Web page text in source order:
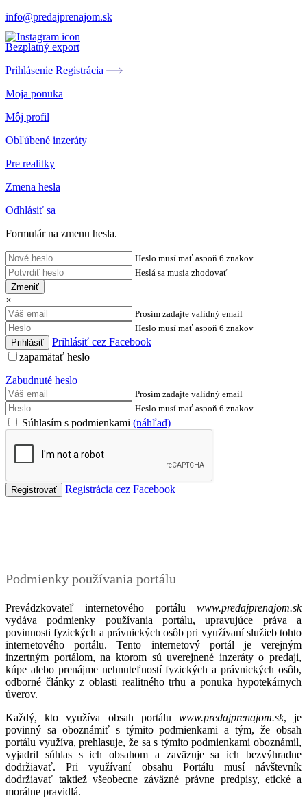
info@predajprenajom.sk
Bezplatný export
Prihlásenie Registrácia
Moja ponuka
Môj profil
Obľúbené inzeráty
Pre realitky
Zmena hesla
Odhlásiť sa
Formulár na zmenu hesla.
Heslo musí mať aspoň 6 znakov
Heslá sa musia zhodovať
Zmeniť
×
Prosím zadajte validný email
Heslo musí mať aspoň 6 znakov
Prihlásiť cez Facebook
zapamätať heslo
Zabudnuté heslo
Prosím zadajte validný email
Heslo musí mať aspoň 6 znakov
Súhlasím s podmienkami (náhľad)
Registrácia cez Facebook
Podmienky používania portálu
Prevádzkovateľ internetového portálu www.predajprenajom.sk
vydáva podmienky používania portálu, upravujúce práva a
povinnosti fyzických a právnických osôb pri využívaní služieb tohto
internetového portálu. Tento internetový portál je verejným
inzertným portálom, na ktorom sú uverejnené inzeráty o predaji,
kúpe alebo prenájme nehnuteľností fyzických a právnických osôb,
odborné články z oblasti realitného trhu a ponuka hypotekárnych
úverov.
Každý, kto využíva obsah portálu www.predajprenajom.sk, je
povinný sa oboznámiť s týmito podmienkami a tým, že obsah
portálu využíva, prehlasuje, že sa s týmito podmienkami oboznámil,
vyjadril súhlas s ich obsahom a zaväzuje sa ich bezvýhradne
dodržiavať. Pri využívaní obsahu Portálu musí návštevník
dodržiavať taktiež všeobecne záväzné právne predpisy, etické a
morálne pravidlá.